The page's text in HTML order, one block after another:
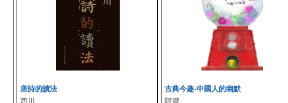
唐詩的讀法
西川
古典今趣-中國人的幽默
阿濃